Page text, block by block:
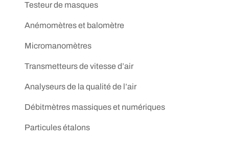
Testeur de masques
Anémomètres et balomètre
Micromanomètres
Transmetteurs de vitesse d’air
Analyseurs de la qualité de l’air
Débitmètres massiques et numériques
Particules étalons